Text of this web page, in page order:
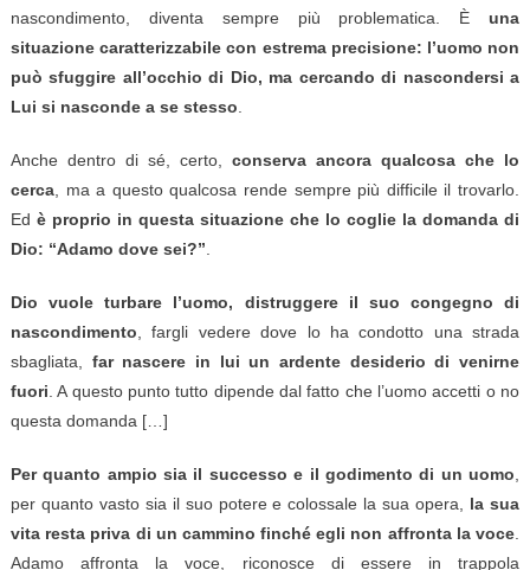
nascondimento, diventa sempre più problematica. Èuna
situazione caratterizzabile con estrema precisione: l’uomo non
può sfuggire all’occhio di Dio, ma cercando di nascondersi a
Lui si nasconde a se stesso.
Anche dentro di sé, certo,conserva ancora qualcosa che lo
cerca, ma a questo qualcosa rende sempre più difficile il trovarlo.
Ed è proprio in questa situazione che lo coglie la domanda di
Dio: “Adamo dove sei?”.
Dio vuole turbare l’uomo, distruggere il suo congegno di
nascondimento, fargli vedere dove lo ha condotto una strada
sbagliata, far nascere in lui un ardente desiderio di venirne
fuori. A questo punto tutto dipende dal fatto che l’uomo accetti o no
questa domanda […]
Per quanto ampio sia il successo e il godimento di un uomo,
per quanto vasto sia il suo potere e colossale la sua opera, la sua
vita resta priva di un cammino finché egli non affronta la voce.
Adamo affronta la voce, riconosce di essere in trappola